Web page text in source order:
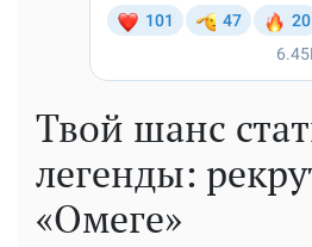
Твой шанс
легенды:
«Омеге»